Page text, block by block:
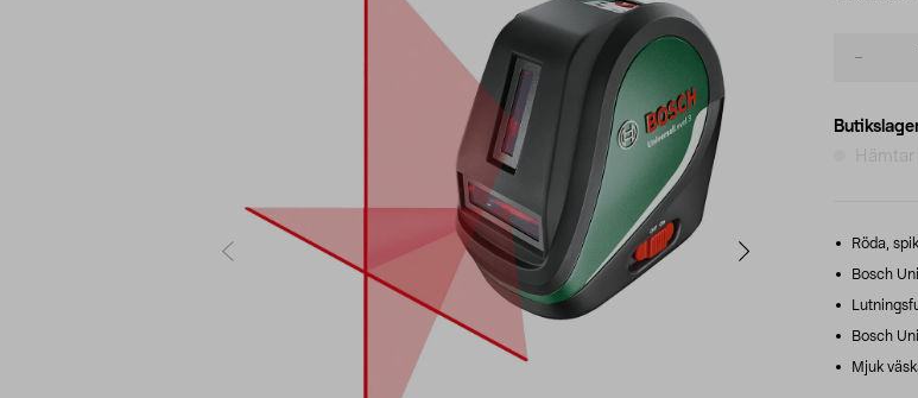
Hämtar
Röda,
Bosch
Bosch
Mjuk